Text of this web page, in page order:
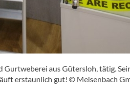
Gurtweberei aus Gütersloh, tätig.
erstaunlich gut! © Meisenbach